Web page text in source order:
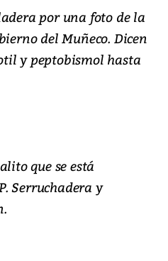
por una foto de la
del Muñeco. Dicen
y peptobismol hasta
que se está
Serruchadera y